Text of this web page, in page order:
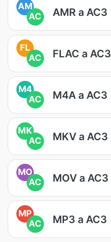
AM
AC
AMR a AC3
FL
AC
FLAC a AC3
M4
AC
M4A a AC3
MK
AC
MKV a AC3
MO
AC
MOV a AC3
MP
AC
MP3 a AC3